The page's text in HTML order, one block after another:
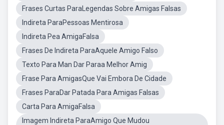
Frases Curtas ParaLegendas Sobre Amigas Falsas
Indireta ParaPessoas Mentirosa
Indireta Pea AmigaFalsa
Frases De Indireta ParaAquele Amigo Falso
Texto Para Man Dar Paraa Melhor Amig
Frase Para AmigasQue Vai Embora De Cidade
Frases ParaDar Patada Para Amigas Falsas
Carta Para AmigaFalsa
Imagem Indireta ParaAmigo Que Mudou